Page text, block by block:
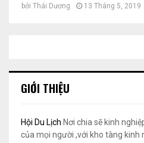
bởi Thái Dương 13 Tháng 5, 2019
GIỚI THIỆU
Hội Du Lịch Nơi chia sẽ kinh
của mọi người ,với kho tàng kinh